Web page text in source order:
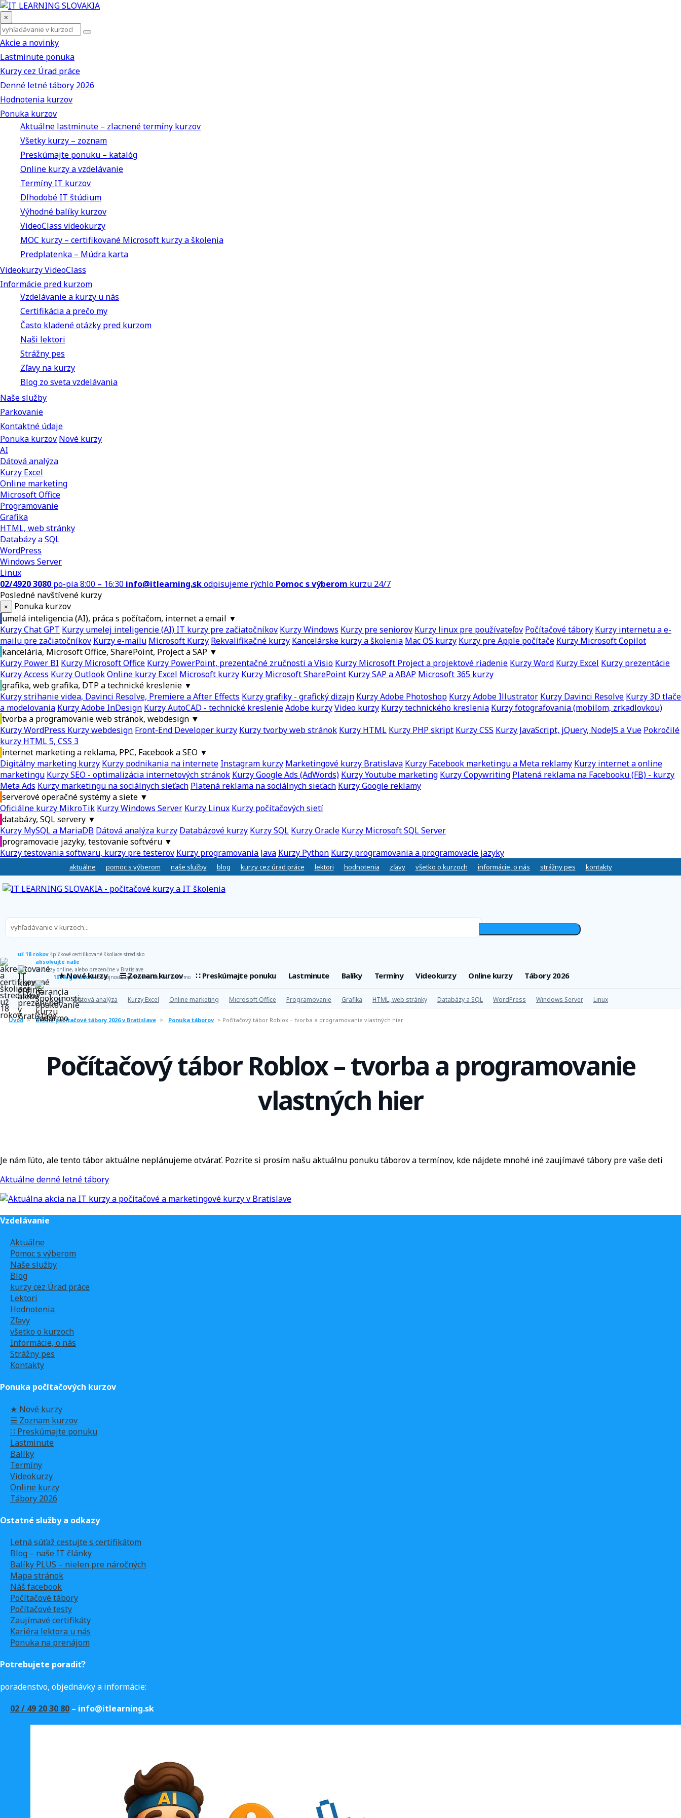
×
Akcie a novinky
Lastminute ponuka
Kurzy cez Úrad práce
Denné letné tábory 2026
Hodnotenia kurzov
Ponuka kurzov
Aktuálne lastminute – zlacnené termíny kurzov
Všetky kurzy – zoznam
Preskúmajte ponuku – katalóg
Online kurzy a vzdelávanie
Termíny IT kurzov
Dlhodobé IT štúdium
Výhodné balíky kurzov
VideoClass videokurzy
MOC kurzy – certifikované Microsoft kurzy a školenia
Predplatenka – Múdra karta
Videokurzy VideoClass
Informácie pred kurzom
Vzdelávanie a kurzy u nás
Certifikácia a prečo my
Často kladené otázky pred kurzom
Naši lektori
Strážny pes
Zľavy na kurzy
Blog zo sveta vzdelávania
Naše služby
Parkovanie
Kontaktné údaje
Ponuka kurzov Nové kurzy
AI
Dátová analýza
Kurzy Excel
Online marketing
Microsoft Office
Programovanie
Grafika
HTML, web stránky
Databázy a SQL
WordPress
Windows Server
Linux
02/4920 3080 po-pia 8:00 – 16:30 info@itlearning.skodpisujeme rýchlo Pomoc s výberom kurzu 24/7
Posledné navštívené kurzy
×
Ponuka kurzov
umelá inteligencia (AI), práca s počítačom, internet a email ▼
Kurzy Chat GPT Kurzy umelej inteligencie (AI) IT kurzy pre začiatočníkov Kurzy Windows Kurzy pre seniorov Kurzy linux pre používateľov Počítačové tábory Kurzy internetu a e-
mailu pre začiatočníkov Kurzy e-mailu Microsoft Kurzy Rekvalifikačné kurzy Kancelárske kurzy a školenia Mac OS kurzy Kurzy pre Apple počítače Kurzy Microsoft Copilot
kancelária, Microsoft Office, SharePoint, Project a SAP ▼
Kurzy Power BI Kurzy Microsoft Office Kurzy PowerPoint, prezentačné zručnosti a Visio Kurzy Microsoft Project a projektové riadenie Kurzy Word Kurzy Excel Kurzy prezentácie
Kurzy Access Kurzy OutlookOnline kurzy Excel Microsoft kurzy Kurzy Microsoft SharePoint Kurzy SAP a ABAP Microsoft 365 kurzy
grafika, web grafika, DTP a technické kreslenie ▼
Kurzy strihanie videa, Davinci Resolve, Premiere a After Effects Kurzy grafiky - grafický dizajn Kurzy Adobe Photoshop Kurzy Adobe Illustrator Kurzy Davinci Resolve Kurzy 3D tlače
a modelovania Kurzy Adobe InDesign Kurzy AutoCAD - technické kreslenieAdobe kurzyVideo kurzy Kurzy technického kreslenia Kurzy fotografovania (mobilom, zrkadlovkou)
tvorba a programovanie web stránok, webdesign ▼
Kurzy WordPress Kurzy webdesign Front-End Developer kurzy Kurzy tvorby web stránok Kurzy HTML Kurzy PHP skript Kurzy CSS Kurzy JavaScript, jQuery, NodeJS a Vue Pokročilé
kurzy HTML 5, CSS 3
internet marketing a reklama, PPC, Facebook a SEO ▼
Digitálny marketing kurzy Kurzy podnikania na internete Instagram kurzy Marketingové kurzy Bratislava Kurzy Facebook marketingu a Meta reklamy Kurzy internet a online
marketingu Kurzy SEO - optimalizácia internetových stránok Kurzy Google Ads (AdWords) Kurzy Youtube marketing Kurzy Copywriting Platená reklama na Facebooku (FB) - kurzy
Meta Ads Kurzy marketingu na sociálnych sieťach Platená reklama na sociálnych sieťach Kurzy Google reklamy
serverové operačné systémy a siete ▼
Oficiálne kurzy MikroTik Kurzy Windows Server Kurzy Linux Kurzy počítačových sietí
databázy, SQL servery ▼
Kurzy MySQL a MariaDB Dátová analýza kurzy Databázové kurzy Kurzy SQL Kurzy Oracle Kurzy Microsoft SQL Server
programovacie jazyky, testovanie softvéru ▼
Kurzy testovania softwaru, kurzy pre testerov Kurzy programovania Java Kurzy Python Kurzy programovania a programovacie jazyky
aktuálne pomoc s výberom naše služby blog kurzy cez úrad práce lektori hodnotenia zľavy všetko o kurzoch informácie, o nás strážny pes kontakty
už 18 rokov špičkové certifikované školiace stredisko
absolvujte naše
IT kurzy online, alebo prezenčne v Bratislave
100% garanciaspokojnosti, opakovanie kurzu zadarmo
★ Nové kurzy ☰ Zoznam kurzov ∷ Preskúmajte ponuku Lastminute Balíky Termíny Videokurzy Online kurzy Tábory 2026
AI Dátová analýza Kurzy Excel Online marketing Microsoft Office Programovanie Grafika HTML, web stránky Databázy a SQL WordPress Windows Server Linux
Úvod > Denné počítačové tábory 2026 v Bratislave > Ponuka táborov > Počítačový tábor Roblox – tvorba a programovanie vlastných hier
Počítačový tábor Roblox – tvorba a programovanie
vlastných hier
Je nám ľúto, ale tento tábor aktuálne neplánujeme otvárať. Pozrite si prosím našu aktuálnu ponuku táborov a termínov, kde nájdete mnohé iné zaujímavé tábory pre vaše deti
Aktuálne denné letné tábory
Vzdelávanie
Aktuálne
Pomoc s výberom
Naše služby
Blog
kurzy cez Úrad práce
Lektori
Hodnotenia
Zľavy
všetko o kurzoch
Informácie, o nás
Strážny pes
Kontakty
Ponuka počítačových kurzov
★ Nové kurzy
☰ Zoznam kurzov
∷ Preskúmajte ponuku
Lastminute
Balíky
Termíny
Videokurzy
Online kurzy
Tábory 2026
Ostatné služby a odkazy
Letná súťaž cestujte s certifikátom
Blog – naše IT články
Balíky PLUS – nielen pre náročných
Mapa stránok
Náš facebook
Počítačové tábory
Počítačové testy
Zaujímavé certifikáty
Kariéra lektora u nás
Ponuka na prenájom
Potrebujete poradiť?
poradenstvo, objednávky a informácie:
02 / 49 20 30 80 – info@itlearning.sk